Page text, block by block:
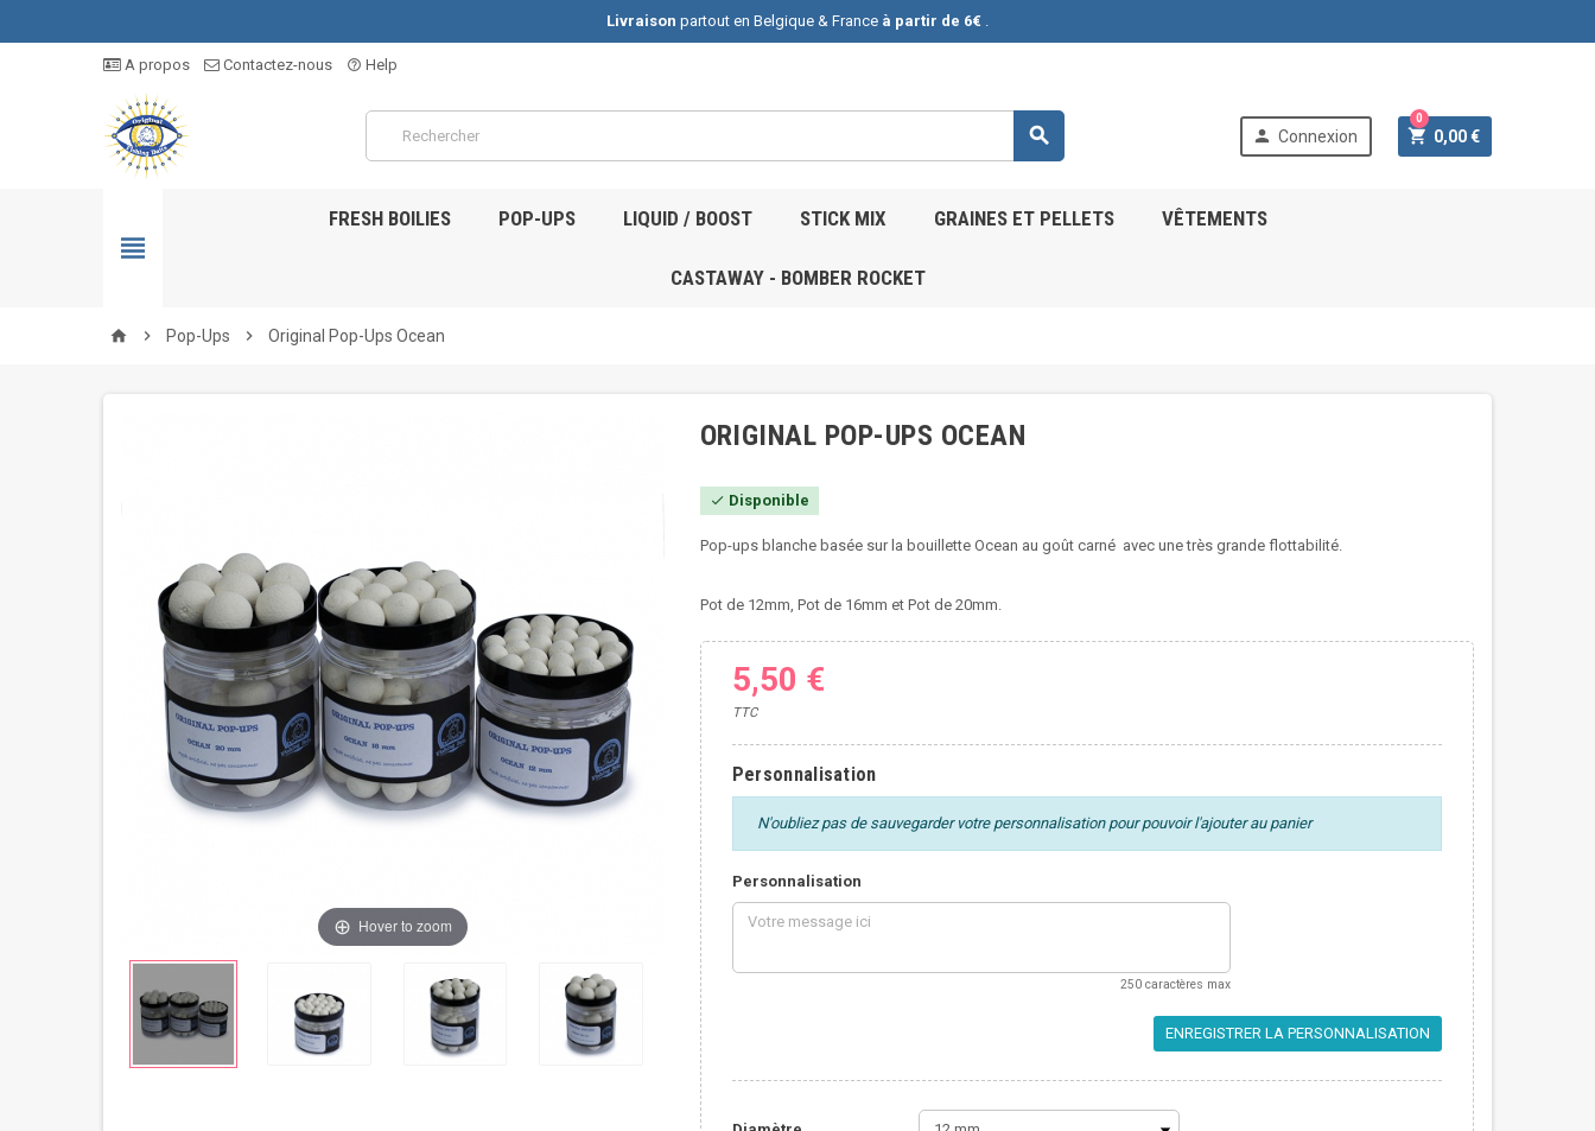
Livraison partout en Belgique & France à partir de 6€ .
A propos Contactez-nous help_outline Help
  Connexion  0,00 €
0

FRESH BOILIES POP-UPS LIQUID / BOOST STICK MIX GRAINES ET PELLETS VÊTEMENTS
CASTAWAY - BOMBER ROCKET
home  Pop-Ups  Original Pop-Ups Ocean
Hover to zoom
ORIGINAL POP-UPS OCEAN
 Disponible
Pop-ups blanche basée sur la bouillette Ocean au goût carné avec une très grande flottabilité.
Pot de 12mm, Pot de 16mm et Pot de 20mm.
5,50 €
TTC
Personnalisation
N'oubliez pas de sauvegarder votre personnalisation pour pouvoir l'ajouter au panier
Personnalisation
250 caractères max
ENREGISTRER LA PERSONNALISATION